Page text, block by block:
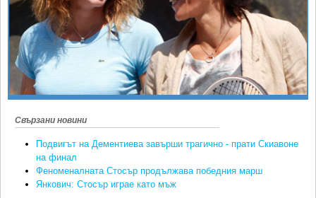
КЛУБОВЕ
БЛОГ
ВИДЕО
ЖЪЛТО
РАКЕТНИ
Спорт&Фитнес
Други
Любители
Свързани новини
Подвигът на Дементиева завърши трагично - прати Скиавоне
на финал
Феноменалната Стосър продължава победния марш
Янкович: Стосър играе като мъж